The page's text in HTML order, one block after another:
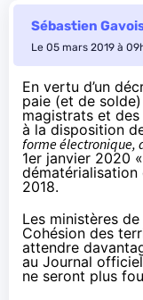
Sébastien
Le 05 mars 2019 à
En vertu d’un
paie (et de
magistrats et
à la disposition
forme électronique,
1er janvier 2020
dématérialisation
2018.
Les ministères
Cohésion des
attendre
au Journal
ne seront plus